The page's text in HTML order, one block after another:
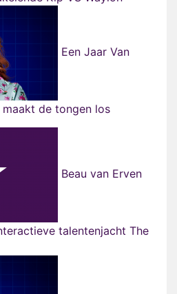
Een Jaar Van
maakt de tongen los
Beau van Erven
talentenjacht The